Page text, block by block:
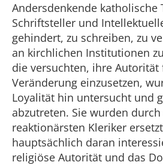
Andersdenkende katholische
Schriftsteller und
gehindert, zu schreiben, zu
an kirchlichen Institutionen
die versuchten, ihre Autorität
Veränderung einzusetzen,
Loyalität hin untersucht und
abzutreten. Sie wurden
reaktionärsten Kleriker
hauptsächlich daran
religiöse Autorität und das